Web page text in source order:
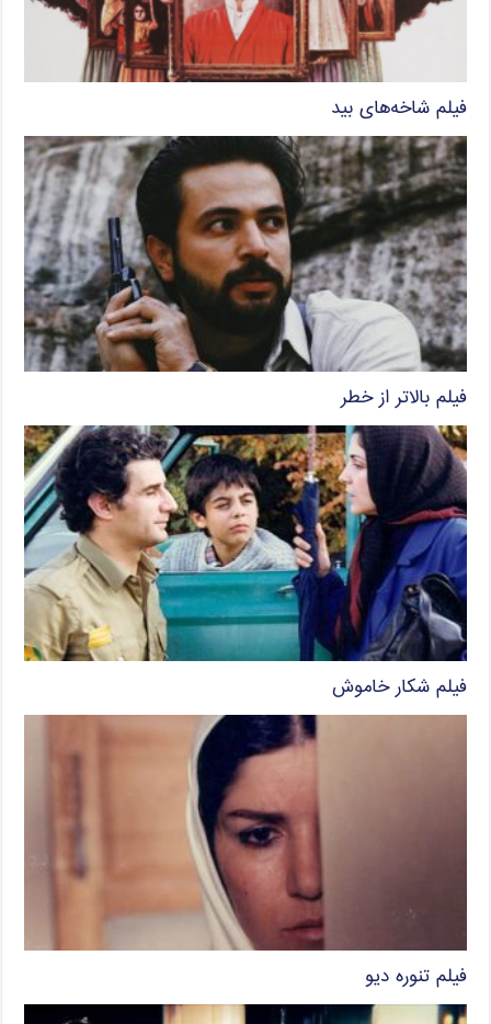
فیلم شاخه‌های بید
فیلم بالاتر از خطر
فیلم شکار خاموش
فیلم تنوره دیو